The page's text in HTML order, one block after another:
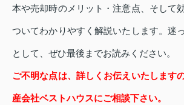
本や売却時のメリット・注意点、そして
ついてわかりやすく解説いたします。迷
として、ぜひ最後までお読みください。
ご不明な点は、詳しくお伝えいたします
産会社ベストハウスにご相談下さい。